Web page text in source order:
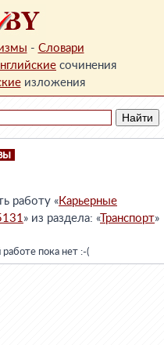
- Словари
сочинения
изложения
работу «Карьерные
» из раздела: «Транспорт»
пока нет :-(